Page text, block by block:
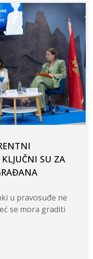
SU ZA
u pravosuđe ne
se mora graditi